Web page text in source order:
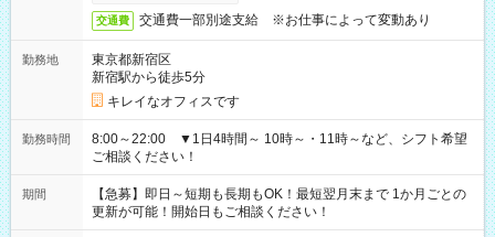
交通費 交通費一部別途支給 ※お仕事によって変動あり
勤務地
東京都新宿区
新宿駅から徒歩5分
キレイなオフィスです
勤務時間
8:00～22:00 ▼1日4時間～ 10時～・11時～など、シフト希望
ご相談ください！
期間
【急募】即日～短期も長期もOK！最短翌月末まで 1か月ごとの
更新が可能！開始日もご相談ください！